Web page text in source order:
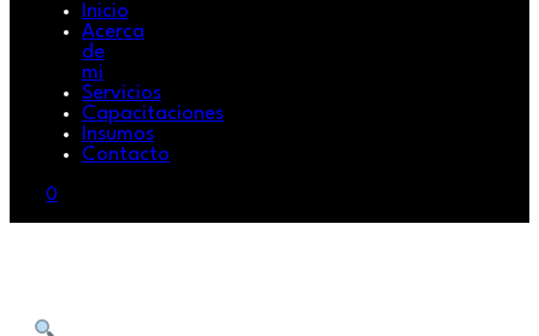
Inicio
Acerca
de
mi
Servicios
Capacitaciones
Insumos
Contacto
0